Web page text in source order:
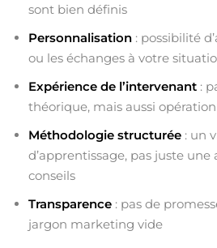
sont bien définis
Personnalisation : possibilité
ou les échanges à votre
Expérience de l’intervenant :
théorique, mais aussi
Méthodologie structurée : un
d’apprentissage, pas juste
conseils
Transparence : pas de
jargon marketing vide